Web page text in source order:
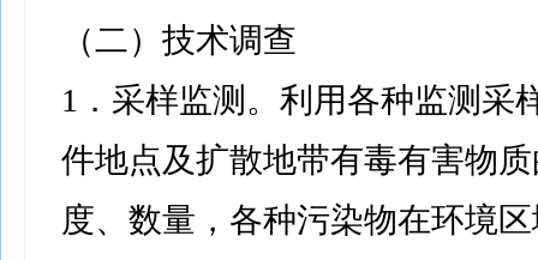
（二）技术调查
1．采样监测。利用各种监测采
件地点及扩散地带有毒有害物
度、数量，各种污染物在环境